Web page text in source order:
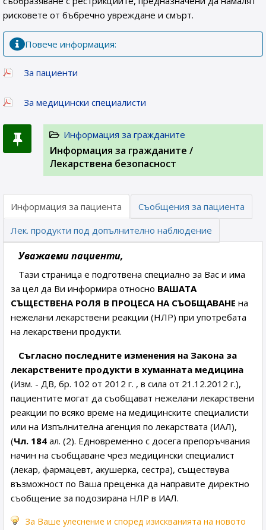
рисковете от бъбречно увреждане и смърт.
Повече информация:
За пациенти
За медицински специалисти
Информация за гражданите
Информация за гражданите /
Лекарствена безопасност
Информация за пациента
Съобщения за пациента
Лек. продукти под допълнително наблюдение
Уважаеми пациенти,
Тази страница е подготвена специално за Вас и има
за цел да Ви информира относно ВАШАТА
СЪЩЕСТВЕНА РОЛЯ В ПРОЦЕСА НА СЪОБЩАВАНЕ на
нежелани лекарствени реакции (НЛР) при употребата
на лекарствени продукти.
Съгласно последните изменения на Закона за
лекарствените продукти в хуманната медицина
(Изм. - ДВ, бр. 102 от 2012 г. , в сила от 21.12.2012 г.),
пациентите могат да съобщават нежелани лекарствени
реакции по всяко време на медицинските специалисти
или на Изпълнителна агенция по лекарствата (ИАЛ),
(Чл. 184 ал. (2). Едновременно с досега препоръчвания
начин на съобщаване чрез медицински специалист
(лекар, фармацевт, акушерка, сестра), съществува
възможност по Ваша преценка да направите директно
съобщение за подозирана НЛР в ИАЛ.
За Ваше улеснение и според изискванията на новото